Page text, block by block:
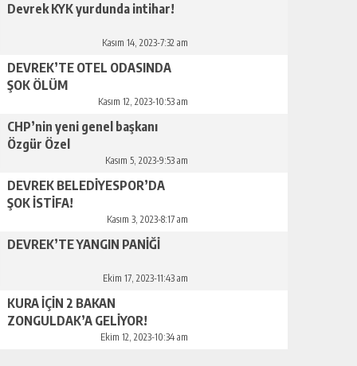
Devrek KYK yurdunda intihar!
Kasım 14, 2023-7:32 am
DEVREK’TE OTEL ODASINDA
ŞOK ÖLÜM
Kasım 12, 2023-10:53 am
CHP’nin yeni genel başkanı
Özgür Özel
Kasım 5, 2023-9:53 am
DEVREK BELEDİYESPOR’DA
ŞOK İSTİFA!
Kasım 3, 2023-8:17 am
DEVREK’TE YANGIN PANİĞİ
Ekim 17, 2023-11:43 am
KURA İÇİN 2 BAKAN
ZONGULDAK’A GELİYOR!
Ekim 12, 2023-10:34 am